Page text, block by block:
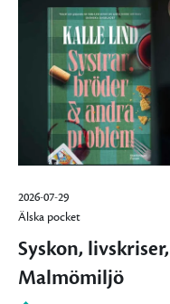
2026-07-29
Älska pocket
Syskon,
Malmömiljö